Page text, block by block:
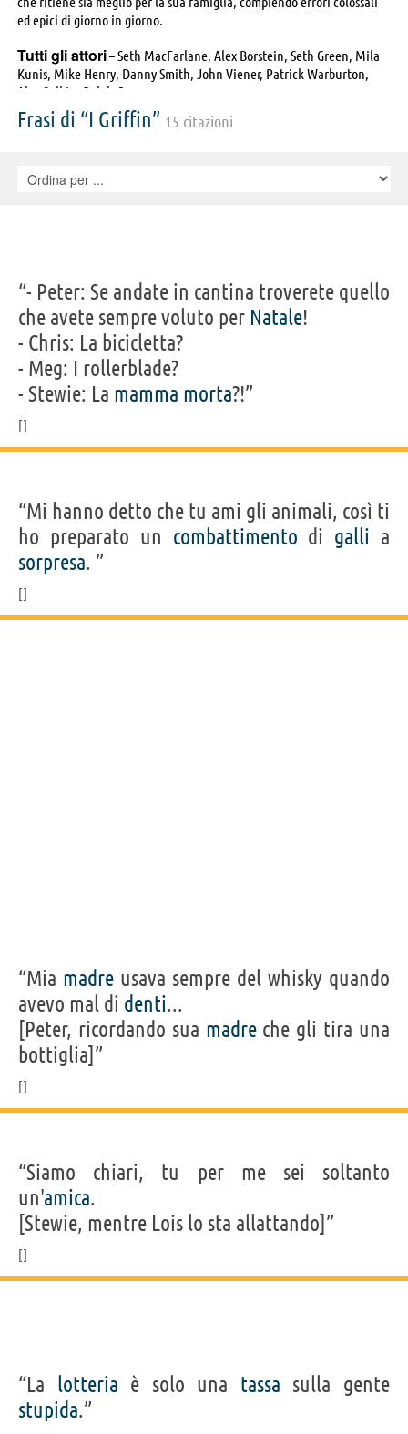
ed epici di giorno in giorno.
Tutti gli attori– Seth MacFarlane, Alex Borstein, Seth Green, Mila
Kunis, Mike Henry, Danny Smith, John Viener, Patrick Warburton,
Alec Sulkin, Ralph Garman
Frasi di “I Griffin” 15 citazioni
“- Peter: Se andate in cantina troverete quello
che avete sempre voluto per Natale!
- Chris: La bicicletta?
- Meg: I rollerblade?
- Stewie: La mamma morta?!”
“Mi hanno detto che tu ami gli animali, così ti
ho preparato un combattimento di galli a
sorpresa. ”
“Mia madre usava sempre del whisky quando
avevo mal di denti...
[Peter, ricordando sua madreche gli tira una
bottiglia]”
“Siamo chiari, tu per me sei soltanto
un'amica.
[Stewie, mentre Lois lo sta allattando]”
“La lotteria è solo una tassa sulla gente
stupida.”